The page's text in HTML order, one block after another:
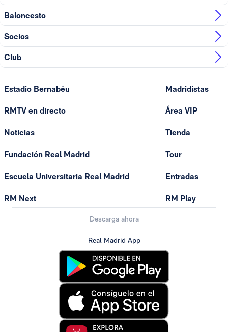
Baloncesto
Socios
Club
Estadio Bernabéu
RMTV en directo
Noticias
Fundación Real Madrid
Escuela Universitaria Real Madrid
RM Next
Madridistas
Área VIP
Tienda
Tour
Entradas
RM Play
Descarga ahora
Real Madrid App